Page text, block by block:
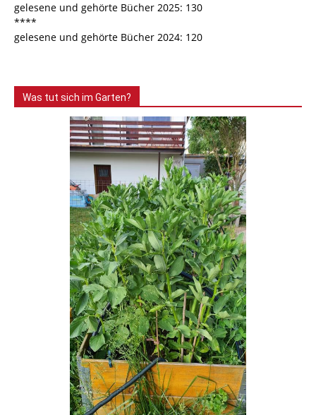
gelesene und gehörte Bücher 2025: 130
****
gelesene und gehörte Bücher 2024: 120
Was tut sich im Garten?